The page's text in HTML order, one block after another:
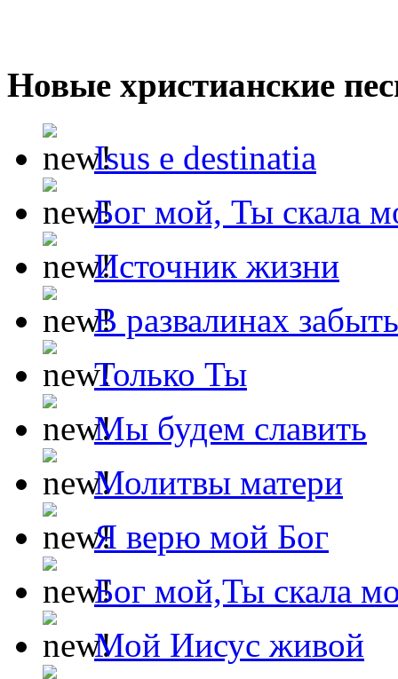
Новые христианские
Isus e destinatia
Бог мой, Ты скала
Источник жизни
В развалинах
Только Ты
Мы будем славить
Молитвы матери
Я верю мой Бог
Бог мой,Ты скала
Мой Иисус живой